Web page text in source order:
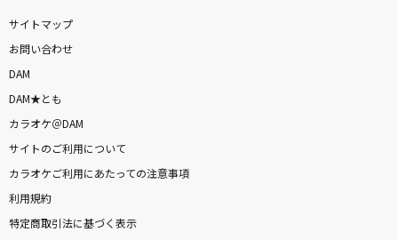
サイトマップ
お問い合わせ
DAM
DAM★とも
カラオケ＠DAM
サイトのご利用について
カラオケご利用にあたっての注意事項
利用規約
特定商取引法に基づく表示